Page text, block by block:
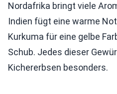
Nordafrika bringt viele
Indien fügt eine warme
Kurkuma für eine gelbe
Schub. Jedes dieser
Kichererbsen besonders.